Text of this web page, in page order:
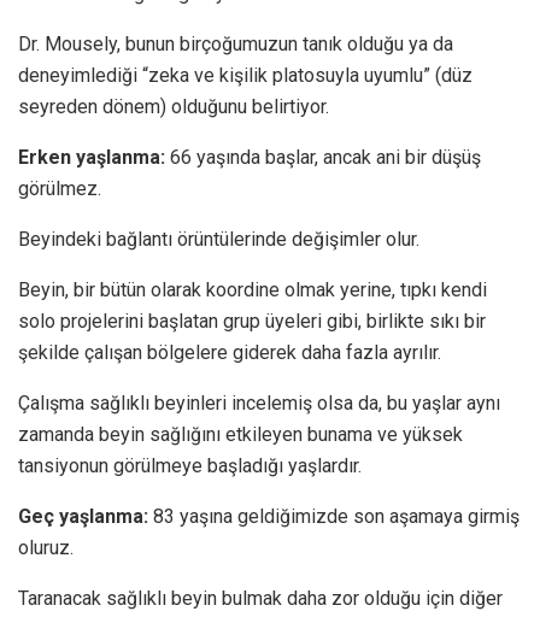
Dr. Mousely, bunun birçoğumuzun tanık olduğu ya da
deneyimlediği “zeka ve kişilik platosuyla uyumlu” (düz
seyreden dönem) olduğunu belirtiyor.
Erken yaşlanma: 66 yaşında başlar, ancak ani bir düşüş
görülmez.
Beyindeki bağlantı örüntülerinde değişimler olur.
Beyin, bir bütün olarak koordine olmak yerine, tıpkı kendi
solo projelerini başlatan grup üyeleri gibi, birlikte sıkı bir
şekilde çalışan bölgelere giderek daha fazla ayrılır.
Çalışma sağlıklı beyinleri incelemiş olsa da, bu yaşlar aynı
zamanda beyin sağlığını etkileyen bunama ve yüksek
tansiyonun görülmeye başladığı yaşlardır.
Geç yaşlanma: 83 yaşına geldiğimizde son aşamaya girmiş
oluruz.
Taranacak sağlıklı beyin bulmak daha zor olduğu için diğer